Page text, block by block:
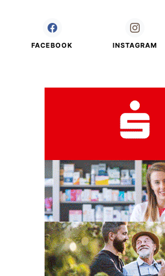
FACEBOOK INSTAGRAM